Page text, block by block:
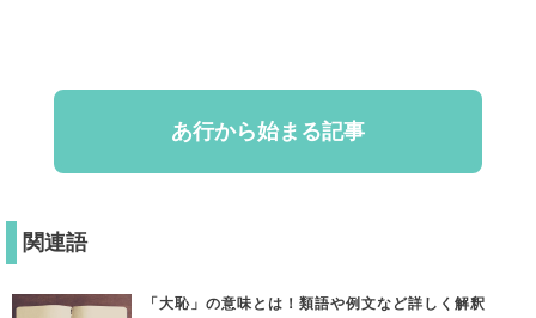
あ行から始まる記事
関連語
「大恥」の意味とは！類語や例文など詳しく解釈